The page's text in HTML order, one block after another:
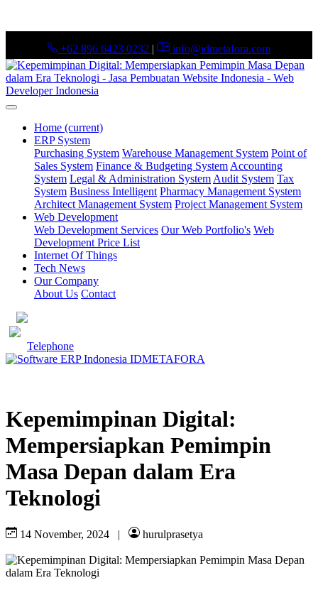
+62 896 6423 0232 | info@idmetafora.com
Home (current)
ERP System
Purchasing System Warehouse Management System Point of
Sales System Finance & Budgeting System Accounting
System Legal & Administration System Audit System Tax
System Business Intelligent Pharmacy Management System
Architect Management System Project Management System
Web Development
Web Development Services Our Web Portfolio's Web
Development Price List
Internet Of Things
Tech News
Our Company
About Us Contact
Telephone
Kepemimpinan Digital:
Mempersiapkan Pemimpin
Masa Depan dalam Era
Teknologi
14 November, 2024 | hurulprasetya